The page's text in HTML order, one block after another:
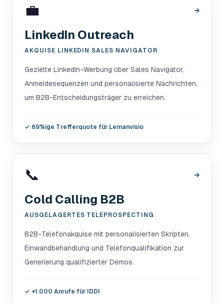
💼 →
LinkedIn Outreach
AKQUISE LINKEDIN SALES NAVIGATOR
Gezielte LinkedIn-Werbung über Sales Navigator,
Anmeldesequenzen und personalisierte Nachrichten,
um B2B-Entscheidungsträger zu erreichen.
✓ 69%ige Trefferquote für Lemanvisio
📞 →
Cold Calling B2B
AUSGELAGERTES TELEPROSPECTING
B2B-Telefonakquise mit personalisierten Skripten,
Einwandbehandlung und Telefonqualifikation zur
Generierung qualifizierter Demos.
✓ +1.000 Anrufe für IDDI